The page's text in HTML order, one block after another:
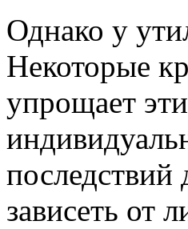
Однако у
Некоторые
упрощает
последствий
зависеть от